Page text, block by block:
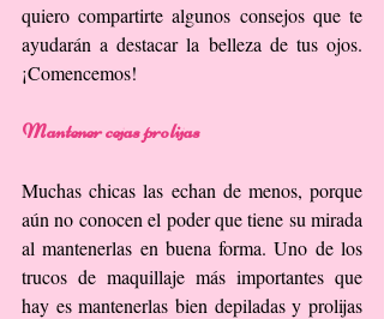
quiero compartirte algunos consejos que te
ayudarán a destacar la belleza de tus ojos.
¡Comencemos!
Mantener cejas prolijas
Muchas chicas las echan de menos, porque
aún no conocen el poder que tiene su mirada
al mantenerlas en buena forma. Uno de los
trucos de maquillaje más importantes que
hay es mantenerlas bien depiladas y prolijas